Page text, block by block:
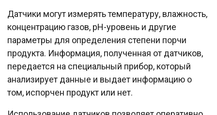
Датчики могут измерять температуру, влажность,
концентрацию газов, pH-уровень и другие
параметры для определения степени порчи
продукта. Информация, полученная от датчиков,
передается на специальный прибор, который
анализирует данные и выдает информацию о
том, испорчен продукт или нет.